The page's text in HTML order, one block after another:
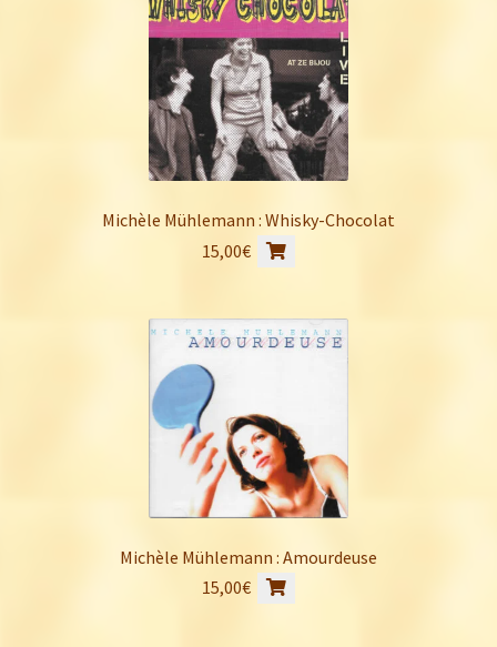
Michèle Mühlemann : Whisky-Chocolat
15,00€
Michèle Mühlemann : Amourdeuse
15,00€